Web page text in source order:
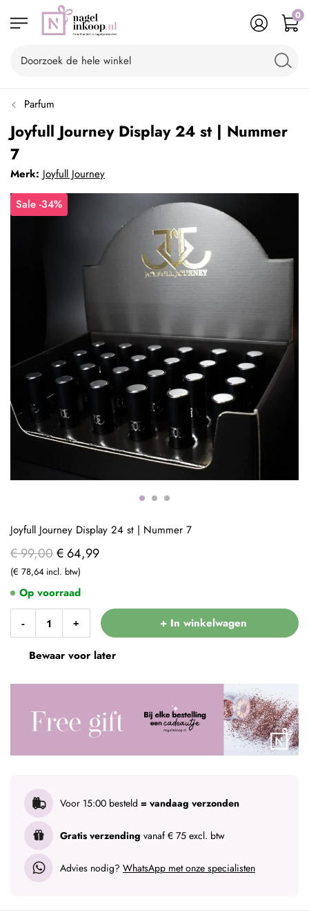
0
Parfum
Joyfull Journey Display 24 st | Nummer
7
Merk: Joyfull Journey
Sale -34%
€ 99,00€ 64,99
€ 78,64
- + + In winkelwagen
Bewaar voor later
Voor 15:00 besteld = vandaag verzonden
Gratis verzending vanaf € 75 excl. btw
Advies nodig? WhatsApp met onze specialisten
Op voorraad
Joyfull Journey Display 24 st | Nummer 7